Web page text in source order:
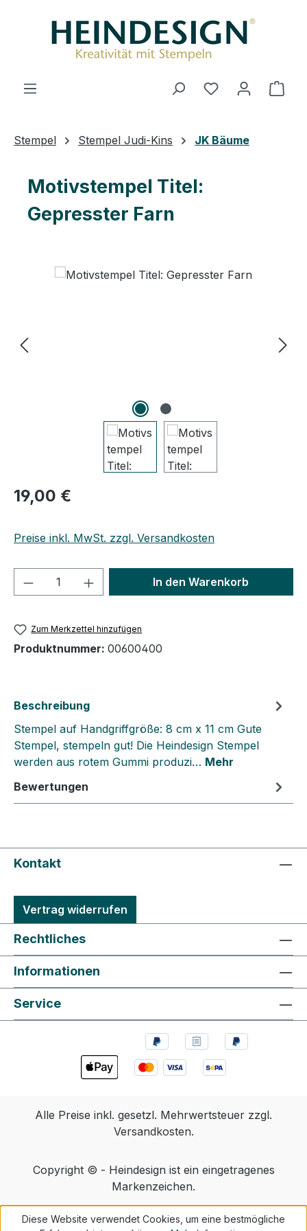
Du hast 0
Stempel Stempel Judi-Kins JK Bäume
Motivstempel Titel:
Gepresster Farn
Regulärer Preis:
19,00 €
Preise inkl. MwSt. zzgl. Versandkosten
Produkt Anzahl: Gib denIn den Warenkorb
Zum Merkzettel hinzufügen
Produktnummer: 00600400
Beschreibung
Stempel auf Handgriffgröße: 8 cm x 11 cm Gute
Stempel, stempeln gut! Die Heindesign Stempel
werden aus rotem Gummi produzi… Mehr
Bewertungen
Kontakt
Vertrag widerrufen
Rechtliches
Informationen
Service
Alle Preise inkl. gesetzl. Mehrwertsteuer zzgl.
Versandkosten.
Copyright © - Heindesign ist ein eingetragenes
Markenzeichen.
Diese Website verwendet Cookies, um eine bestmögliche